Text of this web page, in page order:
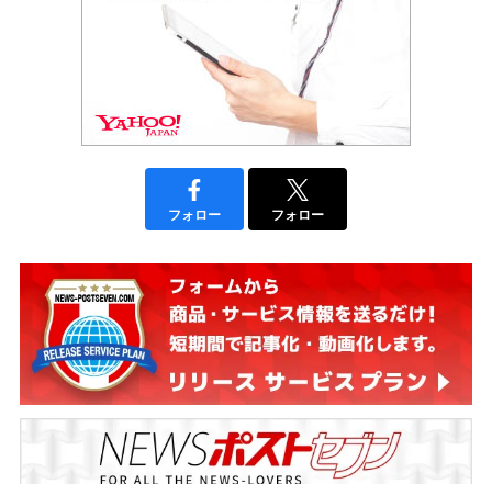
フォロー フォロー